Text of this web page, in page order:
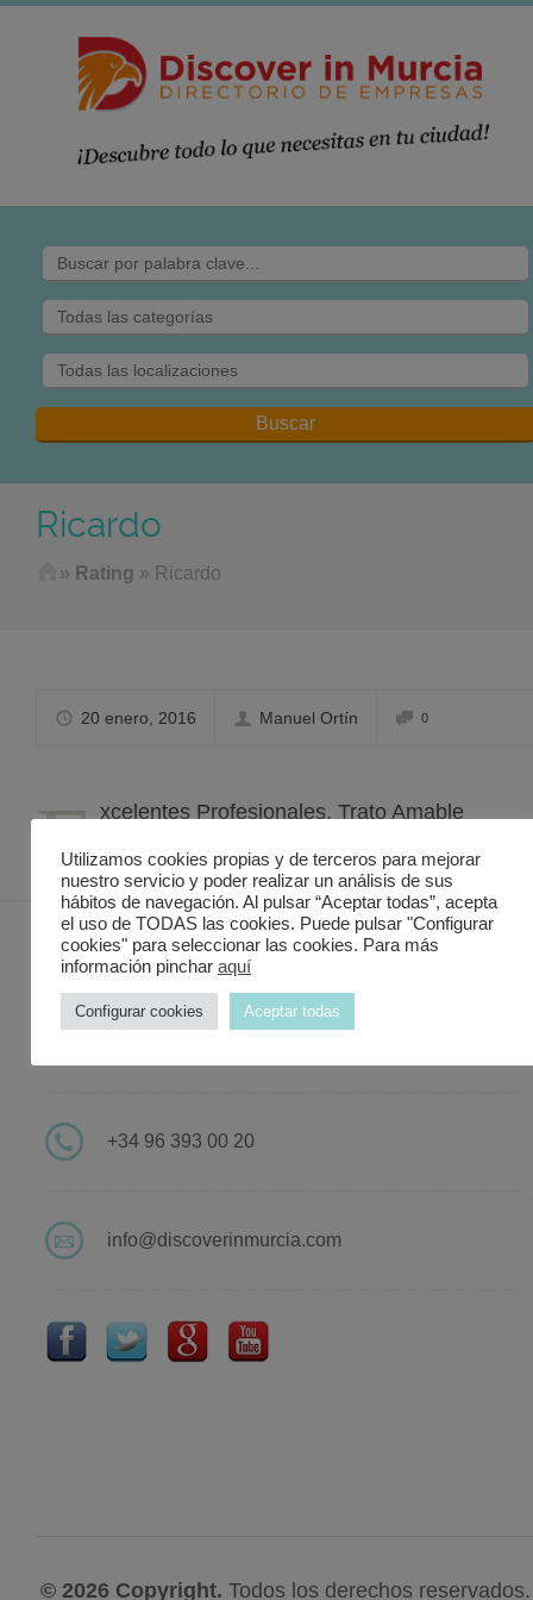
Ricardo
Home
» Rating » Ricardo
20 enero, 2016 Manuel Ortín 0
E xcelentes Profesionales. Trato Amable
+34 96 393 00 20
info@discoverinmurcia.com
© 2026 Copyright. Todos los derechos reservados.
Utilizamos cookies propias y de terceros para mejorar
nuestro servicio y poder realizar un análisis de sus
hábitos de navegación. Al pulsar “Aceptar todas”, acepta
el uso de TODAS las cookies. Puede pulsar "Configurar
cookies" para seleccionar las cookies. Para más
información pinchar aquí
Configurar cookies Aceptar todas